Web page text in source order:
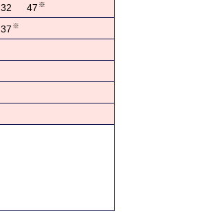
32 47 ※
37 ※